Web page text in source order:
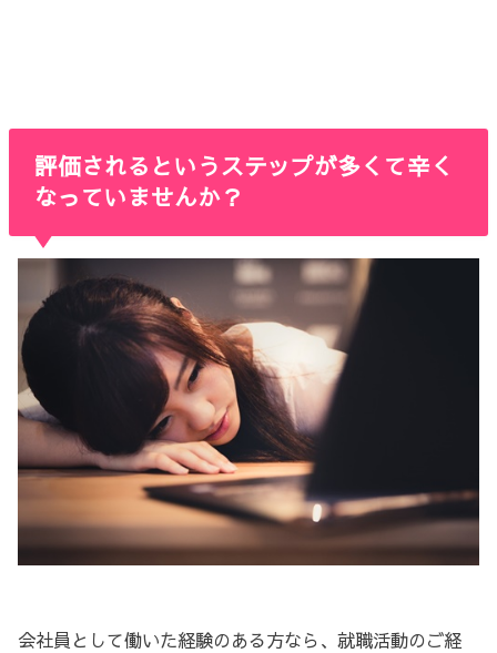
評価されるというステップが多くて辛く
なっていませんか？
会社員として働いた経験のある方なら、就職活動のご経